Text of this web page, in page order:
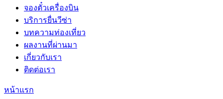
จองตั๋วเครื่องบิน
บริการยื่นวีซ่า
บทความท่องเที่ยว
ผลงานที่ผ่านมา
เกี่ยวกับเรา
ติดต่อเรา
หน้าแรก